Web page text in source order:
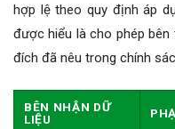
hợp lệ theo quy định áp
được hiểu là cho phép
đích đã nêu trong chính
BÊN NHẬN DỮ
LIỆU